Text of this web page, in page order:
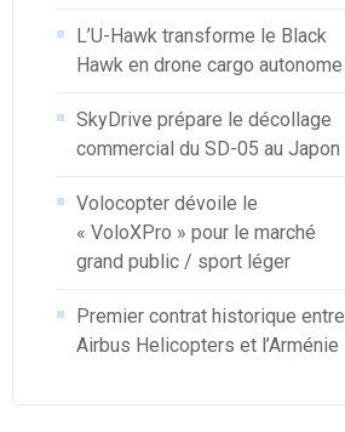
L’U-Hawk transforme le Black
Hawk en drone cargo autonome
SkyDrive prépare le décollage
commercial du SD-05 au Japon
Volocopter dévoile le
« VoloXPro » pour le marché
grand public / sport léger
Premier contrat historique entre
Airbus Helicopters et l’Arménie